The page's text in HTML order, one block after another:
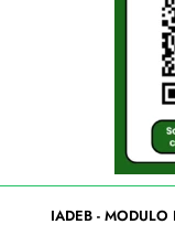
IADEB - MODULO